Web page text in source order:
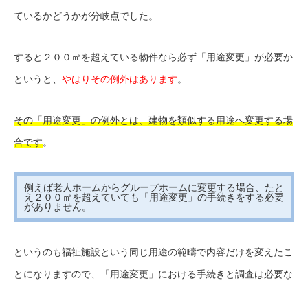
ているかどうかが分岐点でした。
すると２００㎡を超えている物件なら必ず「用途変更」が必要か
というと、 やはりその例外はあります。
その「用途変更」の例外とは、建物を類似する用途へ変更する場
合です。
例えば老人ホームからグループホームに変更する場合、たと
え２００㎡を超えていても「用途変更」の手続きをする必要
がありません。
というのも福祉施設という同じ用途の範疇で内容だけを変えたこ
とになりますので、「用途変更」における手続きと調査は必要な